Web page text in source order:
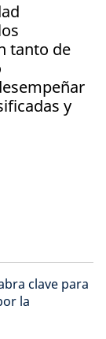
tanto de
y
clave para
la